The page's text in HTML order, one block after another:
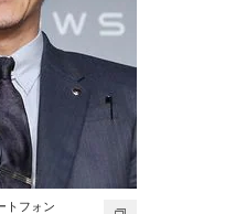
トフォン